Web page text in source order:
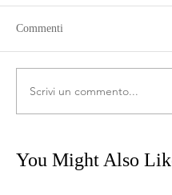
You Might Also
Commenti
Scrivi un commento...